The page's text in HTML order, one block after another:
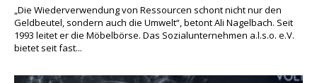
„Die Wiederverwendung von Ressourcen schont nicht nur den
Geldbeutel, sondern auch die Umwelt“, betont Ali Nagelbach. Seit
1993 leitet er die Möbelbörse. Das Sozialunternehmen a.l.s.o. e.V.
bietet seit fast...